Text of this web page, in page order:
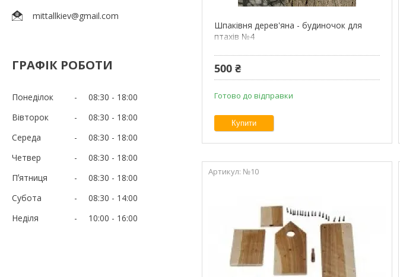
mittallkiev@gmail.com
ГРАФІК РОБОТИ
Понеділок 08:30
18:00
Вівторок
08:30
18:00
Середа
08:30
18:00
Четвер
08:30
18:00
Пʼятниця
08:30
18:00
Субота
08:30
14:00
Неділя
10:00 16:00
Шпаківня дерев'яна - будиночок для
птахів №4
500 ₴
Готово до відправки
Купити
№10